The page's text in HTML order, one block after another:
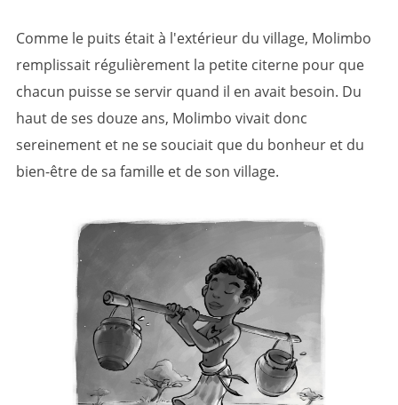
Comme le puits était à l'extérieur du village, Molimbo
remplissait régulièrement la petite citerne pour que
chacun puisse se servir quand il en avait besoin. Du
haut de ses douze ans, Molimbo vivait donc
sereinement et ne se souciait que du bonheur et du
bien-être de sa famille et de son village.